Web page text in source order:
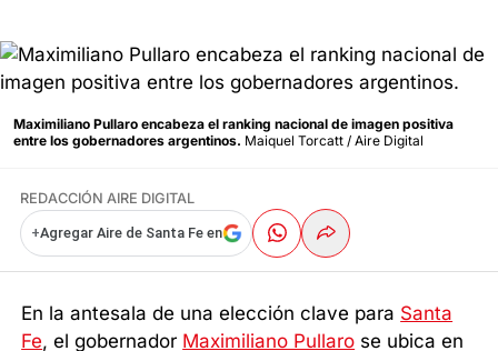
Maximiliano Pullaro encabeza el ranking nacional de imagen positiva
entre los gobernadores argentinos. Maiquel Torcatt / Aire Digital
REDACCIÓN AIRE DIGITAL
+Agregar Aire de Santa Fe en
En la antesala de una elección clave para Santa
Fe, el gobernador Maximiliano Pullaro se ubica en